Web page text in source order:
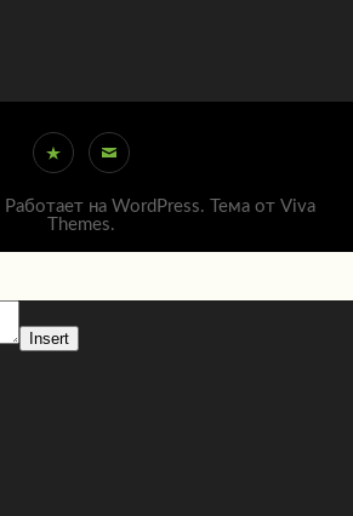
Работает на WordPress. Тема отViva
Themes.
Insert